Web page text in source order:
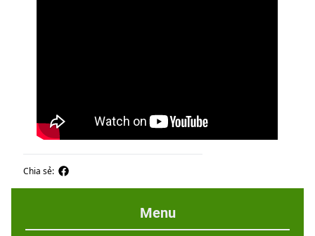
Chia sẻ:
Menu